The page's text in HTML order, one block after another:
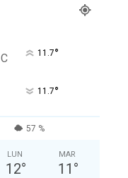
C 11.7°
11.7°
57 %
LUN
12°
MAR
11 °